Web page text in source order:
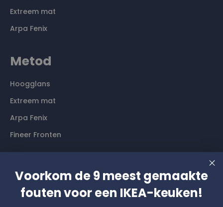
Extreem mat
Arpa Fenix
Metod
Hoogglans
Extreem mat
Arpa Fenix
Fineer Fronten
Contact
Langs komen? Graag even een afspraak maken. Dan
Voorkom de 9 meest gemaakte
fouten voor een IKEA-keuken!